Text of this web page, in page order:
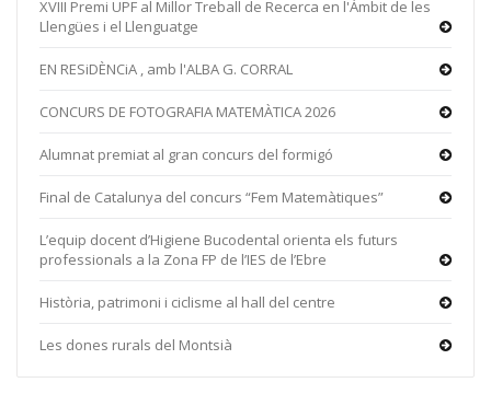
XVIII Premi UPF al Millor Treball de Recerca en l'Àmbit de les
Llengües i el Llenguatge
EN RESiDÈNCiA , amb l'ALBA G. CORRAL
CONCURS DE FOTOGRAFIA MATEMÀTICA 2026
Alumnat premiat al gran concurs del formigó
Final de Catalunya del concurs “Fem Matemàtiques”
L’equip docent d’Higiene Bucodental orienta els futurs
professionals a la Zona FP de l’IES de l’Ebre
Història, patrimoni i ciclisme al hall del centre
Les dones rurals del Montsià